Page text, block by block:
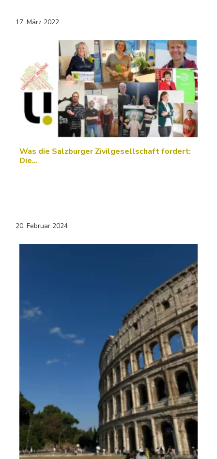
17. März 2022
Was die Salzburger Zivilgesellschaft fordert:
Die…
20. Februar 2024